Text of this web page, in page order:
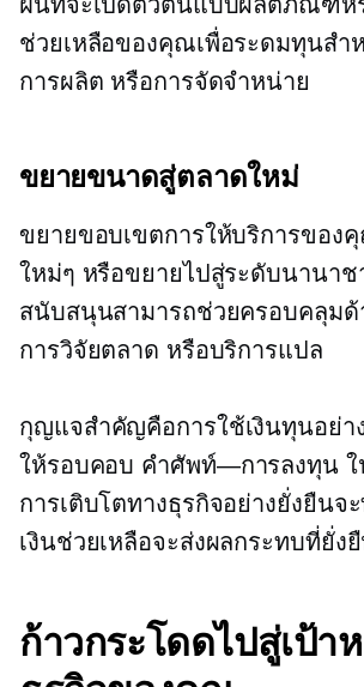
ช่วยเหลือของคุณเพื่อระดมทุนสำ
การผลิต หรือการจัดจำหน่าย
ขยายขนาดสู่ตลาดใหม่
ขยายขอบเขตการให้บริการของ
ใหม่ๆ หรือขยายไปสู่ระดับนานา
สนับสนุนสามารถช่วยครอบคลุม
การวิจัยตลาด หรือบริการแปล
กุญแจสำคัญคือการใช้เงินทุนอย่า
ให้รอบคอบ คำศัพท์—การลงทุนใ
การเติบโตทางธุรกิจอย่างยั่งยืนจ
เงินช่วยเหลือจะส่งผลกระทบที่ยั่ง
ก้าวกระโดดไปสู่เป้า